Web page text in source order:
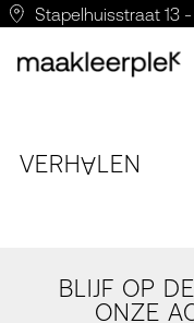
Stapelhuisstraat 13 -
VERHALEN
BLIJF OP
ONZE